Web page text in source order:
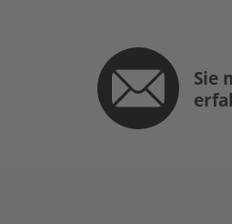
Sie